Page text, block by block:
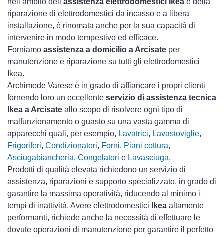
nell’ambito dell’assistenza elettrodomestici Ikea e della
riparazione di elettrodomestici da incasso e a libera
installazione, è rinomata anche per la sua capacità di
intervenire in modo tempestivo ed efficace.
Forniamo assistenza a domicilio a Arcisate per
manutenzione e riparazione su tutti gli elettrodomestici
Ikea.
Archimede Varese è in grado di affiancare i propri clienti
fornendo loro un eccellente servizio di assistenza tecnica
Ikea a Arcisate allo scopo di risolvere ogni tipo di
malfunzionamento o guasto su una vasta gamma di
apparecchi quali, per esempio, Lavatrici, Lavastoviglie,
Frigoriferi, Condizionatori, Forni, Piani cottura,
Asciugabiancheria, Congelatori e Lavasciuga.
Prodotti di qualità elevata richiedono un servizio di
assistenza, riparazioni e supporto specializzato, in grado di
garantire la massima operatività, riducendo al minimo i
tempi di inattività. Avere elettrodomestici
Ikea altamente
performanti, richiede anche la necessità di effettuare le
dovute operazioni di manutenzione per garantire il perfetto